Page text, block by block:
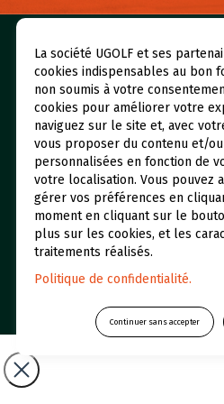
Nos golfs
Espace abonné
Qui sommes-nous ?
Restaurants et Hôtels
Foire aux questions
UGOLF © 2026 Une filiale du Groupe
La société UGOLF et ses
cookies indispensables au bon
non soumis à votre
cookies pour améliorer votre
naviguez sur le site et, avec
vous proposer du contenu et/
personnalisées en fonction de
votre localisation. Vous pouvez
gérer vos préférences en
moment en cliquant sur le
plus sur les cookies, et les
traitements réalisés.
Politique de confidentialité.
Continuer sans accepter